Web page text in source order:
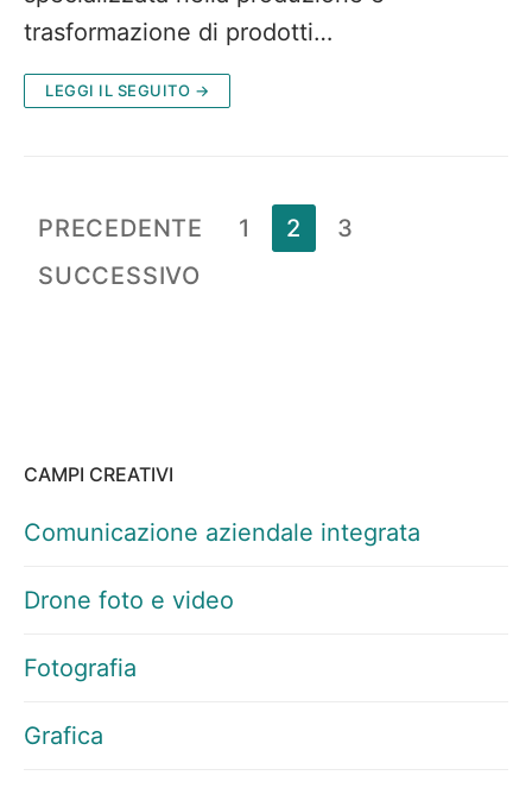
trasformazione di prodotti…
LEGGI IL SEGUITO →
Paginazione
degli
PRECEDENTE 1 2
3
SUCCESSIVO
CAMPI CREATIVI
Comunicazione aziendale integrata
Drone foto e video
Fotografia
Grafica